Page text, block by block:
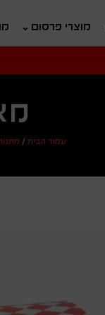
מוצרי פרסום
עמוד הבית /